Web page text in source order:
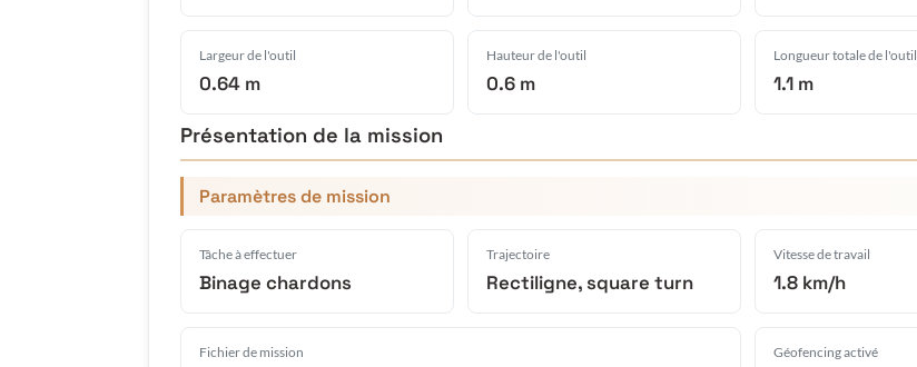
Largeur de l'outil
0.64 m
Hauteur de l'outil
0.6 m
Longueur totale de l'outil
1.1 m
Présentation de la mission
Paramètres de mission
Tâche à effectuer
Binage chardons
Trajectoire
Rectiligne, square turn
Vitesse de travail
1.8 km/h
Fichier de mission Géofencing activé